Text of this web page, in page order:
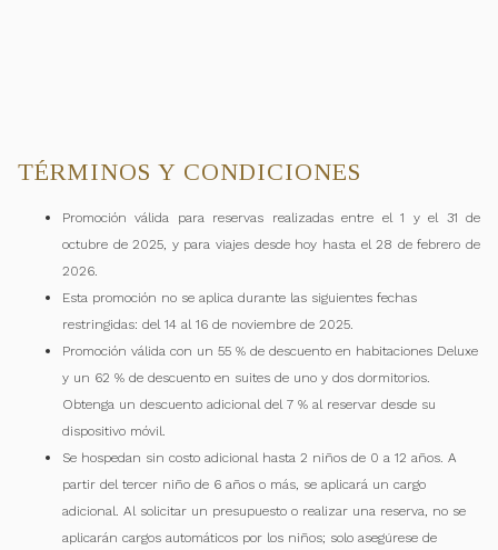
TÉRMINOS Y CONDICIONES
Promoción válida para reservas realizadas entre el 1 y el 31 de
octubre de 2025, y para viajes desde hoy hasta el 28 de febrero de
2026.
Esta promoción no se aplica durante las siguientes fechas
restringidas: del 14 al 16 de noviembre de 2025.
Promoción válida con un 55 % de descuento en habitaciones Deluxe
y un 62 % de descuento en suites de uno y dos dormitorios.
Obtenga un descuento adicional del 7 % al reservar desde su
dispositivo móvil.
Se hospedan sin costo adicional hasta 2 niños de 0 a 12 años. A
partir del tercer niño de 6 años o más, se aplicará un cargo
adicional. Al solicitar un presupuesto o realizar una reserva, no se
aplicarán cargos automáticos por los niños; solo asegúrese de